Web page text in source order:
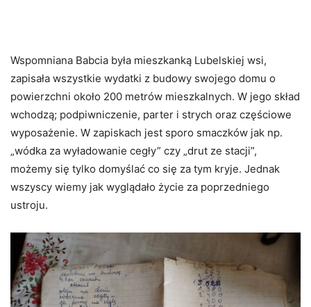
Wspomniana Babcia była mieszkanką Lubelskiej wsi,
zapisała wszystkie wydatki z budowy swojego domu o
powierzchni około 200 metrów mieszkalnych. W jego skład
wchodzą; podpiwniczenie, parter i strych oraz częściowe
wyposażenie. W zapiskach jest sporo smaczków jak np.
„wódka za wyładowanie cegły” czy „drut ze stacji”,
możemy się tylko domyślać co się za tym kryje. Jednak
wszyscy wiemy jak wyglądało życie za poprzedniego
ustroju.